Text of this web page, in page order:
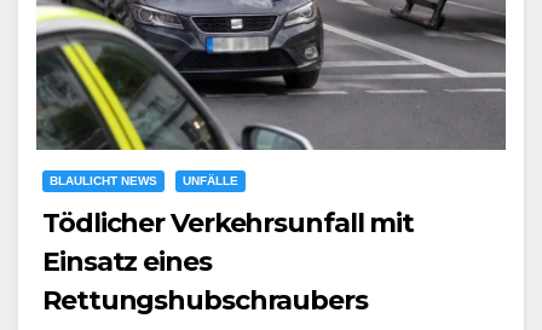
BLAULICHT NEWS UNFÄLLE
Tödlicher Verkehrsunfall mit
Einsatz eines
Rettungshubschraubers